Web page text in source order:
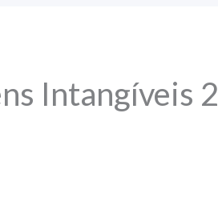
Intangíveis 2